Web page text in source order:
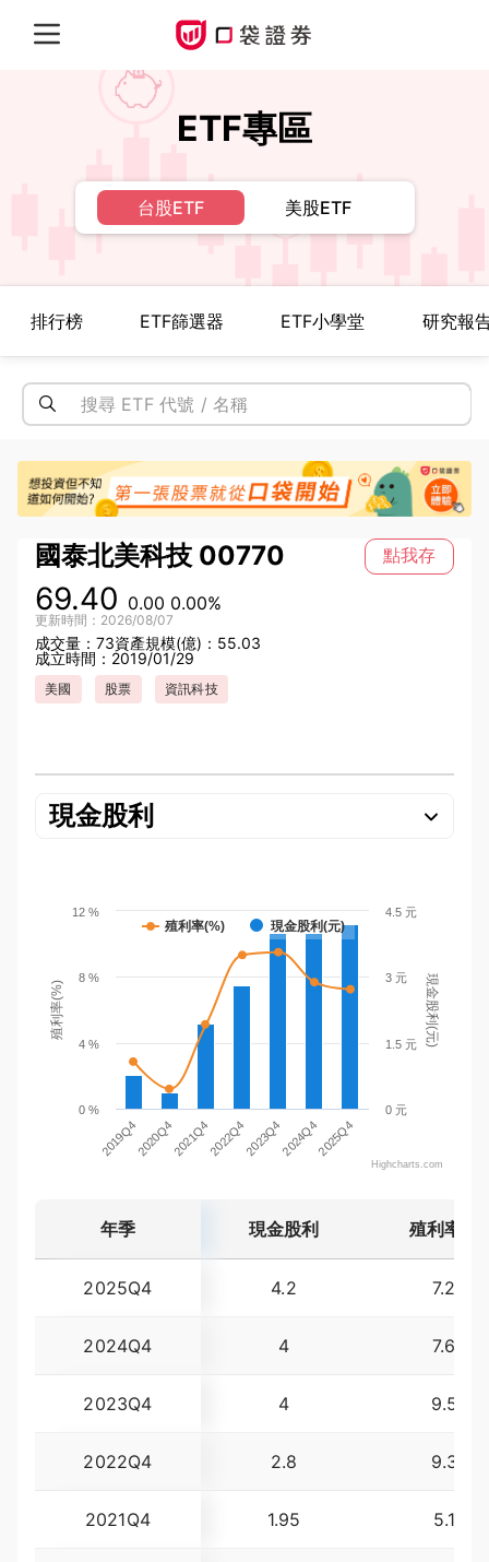
ETF專區
台股ETF 美股ETF
排行榜 ETF篩選器 ETF小學堂 研究報
國泰北美科技 00770 點我存
69.40 0.00 0.00%
更新時間：2026/08/07
成交量：73資產規模(億)：55.03
成立時間：2019/01/29
美國 股票 資訊科技
現金股利
殖利率(%) 現金股利(元)
殖利率(%) 現金股利(元)
2019Q42020Q42021Q42022Q42023Q42024Q42025Q4
0 %
4 %
8 %
12 %
0 元
1.5 元
3 元
4.5 元
Highcharts.com
年季 現金股利 殖利率(%)
2025Q4 4.2 7.25
2024Q4 4 7.68
2023Q4 4 9.50
2022Q4 2.8 9.33
2021Q4 1.95 5.12